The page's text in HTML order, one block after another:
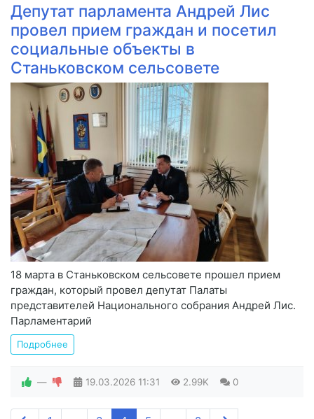
Депутат парламента Андрей Лис
провел прием граждан и посетил
социальные объекты в
Станьковском сельсовете
18 марта в Станьковском сельсовете прошел прием
граждан, который провел депутат Палаты
представителей Национального собрания Андрей Лис.
Парламентарий
Подробнее
— 19.03.2026 11:31 2.99K 0